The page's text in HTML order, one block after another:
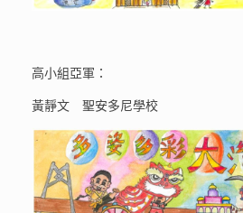
高小組亞軍：
黃靜文 聖安多尼學校